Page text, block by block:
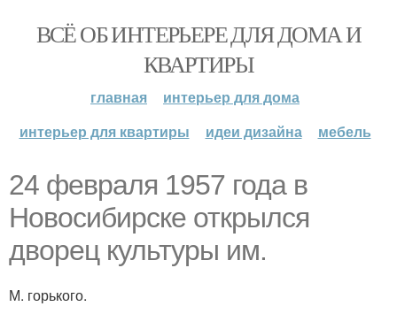
ВСЁ ОБ ИНТЕРЬЕРЕ ДЛЯ ДОМА И
КВАРТИРЫ
главная
интерьер для дома
интерьер для квартиры
идеи дизайна мебель
24 февраля 1957 года в
Новосибирске открылся
дворец культуры им.
М. горького.